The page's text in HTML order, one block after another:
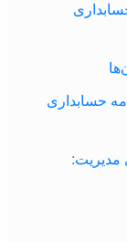
حسابداری
مدیریت: